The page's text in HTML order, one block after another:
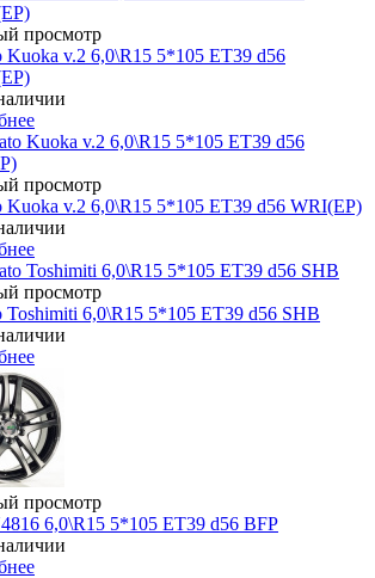
просмотр
Kuoka v.2 6,0\R15 5*105 ET39 d56
просмотр
Kuoka v.2 6,0\R15 5*105 ET39 d56 WRI(EP)
просмотр
Toshimiti 6,0\R15 5*105 ET39 d56 SHB
просмотр
6,0\R15 5*105 ET39 d56 BFP